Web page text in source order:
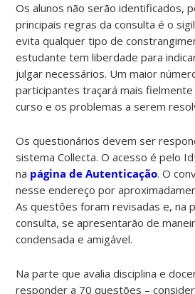
Os alunos não serão identificados,
principais regras da consulta é o
evita qualquer tipo de
estudante tem liberdade para
julgar necessários. Um maior
participantes traçará mais fielmente
curso e os problemas a serem
Os questionários devem ser
sistema Collecta. O acesso é pelo
na página de Autenticação. O
nesse endereço por
As questões foram revisadas e, na
consulta, se apresentarão de
condensada e amigável.
Na parte que avalia disciplina e
responder a 70 questões –